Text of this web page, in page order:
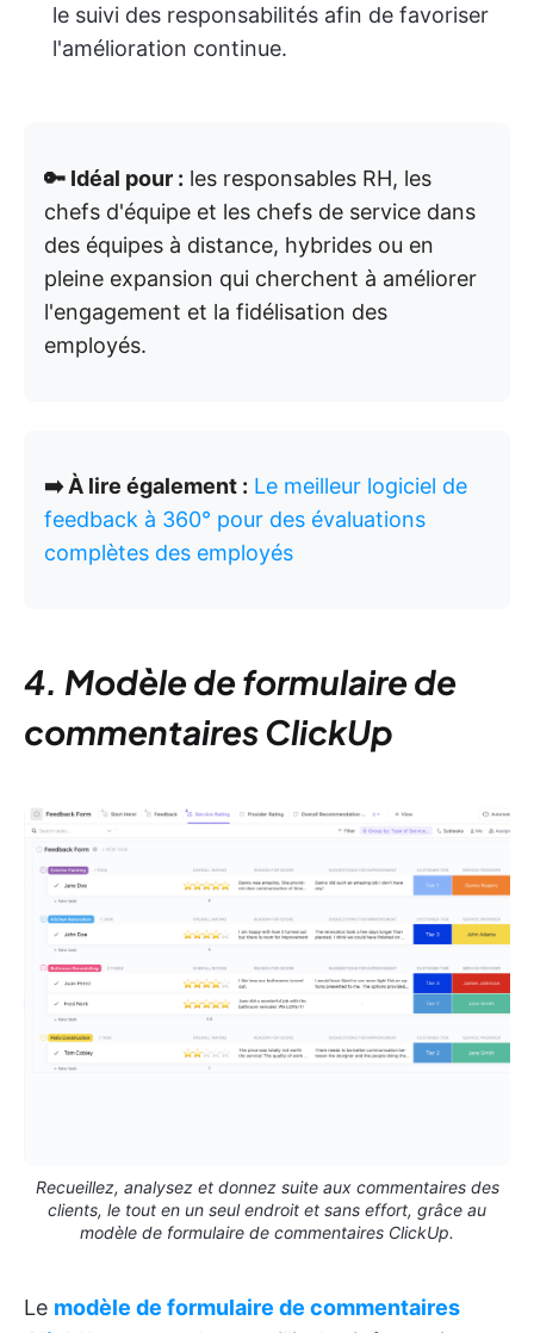
le suivi des responsabilités afin de favoriser
l'amélioration continue.
🔑 Idéal pour : les responsables RH, les
chefs d'équipe et les chefs de service dans
des équipes à distance, hybrides ou en
pleine expansion qui cherchent à améliorer
l'engagement et la fidélisation des
employés.
➡️ À lire également : Le meilleur logiciel de
feedback à 360° pour des évaluations
complètes des employés
4. Modèle de formulaire de
commentaires ClickUp
Recueillez, analysez et donnez suite aux commentaires des
clients, le tout en un seul endroit et sans effort, grâce au
modèle de formulaire de commentaires ClickUp.
Le modèle de formulaire de commentaires